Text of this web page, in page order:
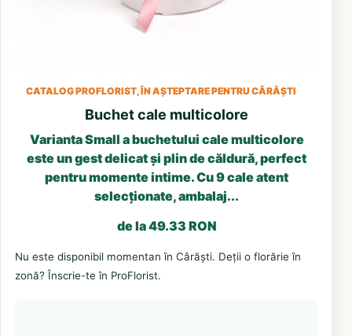
CATALOG PROFLORIST, ÎN AȘTEPTARE PENTRU CÂRĂȘTI
Buchet cale multicolore
Varianta Small a buchetului cale multicolore
este un gest delicat și plin de căldură, perfect
pentru momente intime. Cu 9 cale atent
selecționate, ambalaj...
de la 49.33 RON
Nu este disponibil momentan în Cârăști. Deții o florărie în
zonă? Înscrie-te în ProFlorist.